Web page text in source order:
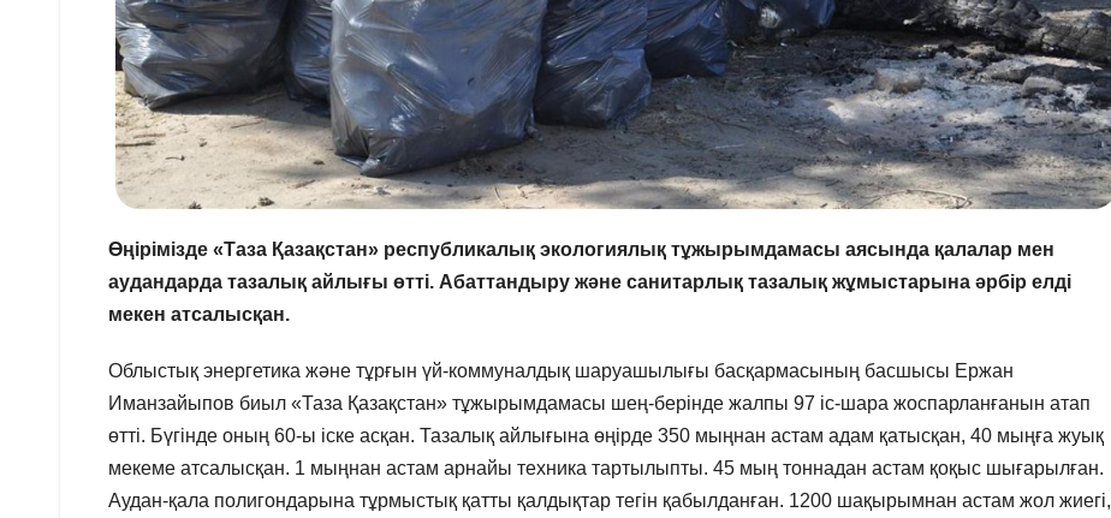
Өңірімізде «Таза Қазақстан» республикалық экологиялық тұжырымдамасы аясында қалалар мен
аудандарда тазалық айлығы өтті. Абаттандыру және санитарлық тазалық жұмыстарына әрбір елді
мекен атсалысқан.
Облыстық энергетика және тұрғын үй-коммуналдық шаруашылығы басқармасының басшысы Ержан
Иманзайыпов биыл «Таза Қазақстан» тұжырымдамасы шең-берінде жалпы 97 іс-шара жоспарланғанын атап
өтті. Бүгінде оның 60-ы іске асқан. Тазалық айлығына өңірде 350 мыңнан астам адам қатысқан, 40 мыңға жуық
мекеме атсалысқан. 1 мыңнан астам арнайы техника тартылыпты. 45 мың тоннадан астам қоқыс шығарылған.
Аудан-қала полигондарына тұрмыстық қатты қалдықтар тегін қабылданған. 1200 шақырымнан астам жол жиегі,